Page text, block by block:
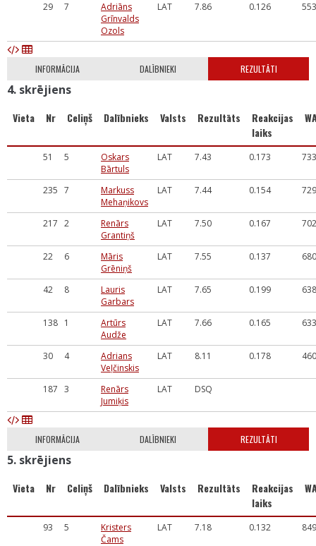
29 7
Adriāns
Grīnvalds
Ozols
LAT 7.86 0.126 553
INFORMĀCIJA DALĪBNIEKI REZULTĀTI
4. skrējiens
Vieta Nr Celiņš Dalībnieks Valsts Rezultāts
Reakcijas
laiks
51 5
Oskars
Bārtuls
LAT 7.43 0.173 733
235 7
Markuss
Mehaņikovs
LAT 7.44 0.154 729
217 2
Renārs
Grantiņš
LAT 7.50 0.167 702
22 6
Māris
Grēniņš
LAT 7.55 0.137 680
42 8
Lauris
Garbars
LAT 7.65 0.199 638
138 1
Artūrs
Audže
LAT 7.66 0.165 633
30 4
Adrians
Veļčinskis
LAT 8.11 0.178 460
187 3
Renārs
Jumiķis
LAT DSQ
INFORMĀCIJA DALĪBNIEKI REZULTĀTI
5. skrējiens
Vieta Nr Celiņš Dalībnieks Valsts Rezultāts
Reakcijas
laiks
93 5
Kristers
Čams
LAT 7.18 0.132 849